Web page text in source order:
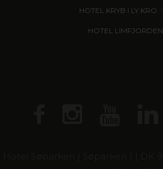
HOTEL KRYB I LY KRO
HOTEL LIMFJORDEN